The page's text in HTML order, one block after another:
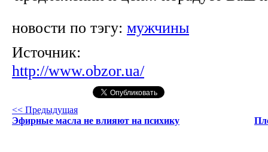
новости по тэгу: мужчины
Источник:
http://www.obzor.ua/
<< Предыдущая
Эфирные масла не влияют на психику